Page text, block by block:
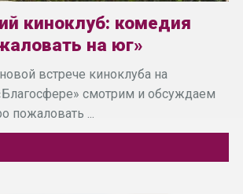
киноклуб: комедия
на юг»
встрече киноклуба на
смотрим и обсуждаем
...